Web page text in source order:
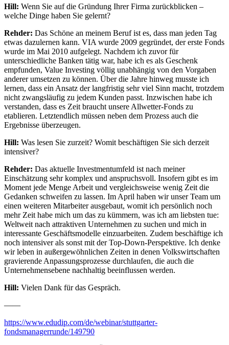
Hill: Wenn Sie auf die Gründung Ihrer Firma zurückblicken –
welche Dinge haben Sie gelernt?
Rehder: Das Schöne an meinem Beruf ist es, dass man jeden Tag
etwas dazulernen kann. VIA wurde 2009 gegründet, der erste Fonds
wurde im Mai 2010 aufgelegt. Nachdem ich zuvor für
unterschiedliche Banken tätig war, habe ich es als Geschenk
empfunden, Value Investing völlig unabhängig von den Vorgaben
anderer umsetzen zu können. Über die Jahre hinweg musste ich
lernen, dass ein Ansatz der langfristig sehr viel Sinn macht, trotzdem
nicht zwangsläufig zu jedem Kunden passt. Inzwischen habe ich
verstanden, dass es Zeit braucht unsere Allwetter-Fonds zu
etablieren. Letztendlich müssen neben dem Prozess auch die
Ergebnisse überzeugen.
Hill: Was lesen Sie zurzeit? Womit beschäftigen Sie sich derzeit
intensiver?
Rehder: Das aktuelle Investmentumfeld ist nach meiner
Einschätzung sehr komplex und anspruchsvoll. Insofern gibt es im
Moment jede Menge Arbeit und vergleichsweise wenig Zeit die
Gedanken schweifen zu lassen. Im April haben wir unser Team um
einen weiteren Mitarbeiter ausgebaut, womit ich persönlich noch
mehr Zeit habe mich um das zu kümmern, was ich am liebsten tue:
Weltweit nach attraktiven Unternehmen zu suchen und mich in
interessante Geschäftsmodelle einzuarbeiten. Zudem beschäftige ich
noch intensiver als sonst mit der Top-Down-Perspektive. Ich denke
wir leben in außergewöhnlichen Zeiten in denen Volkswirtschaften
gravierende Anpassungsprozesse durchlaufen, die auch die
Unternehmensebene nachhaltig beeinflussen werden.
Hill: Vielen Dank für das Gespräch.
——
https://www.edudip.com/de/webinar/stuttgarter-
fondsmanagerrunde/149790